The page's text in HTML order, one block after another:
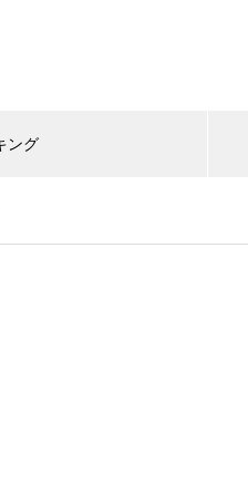
ング